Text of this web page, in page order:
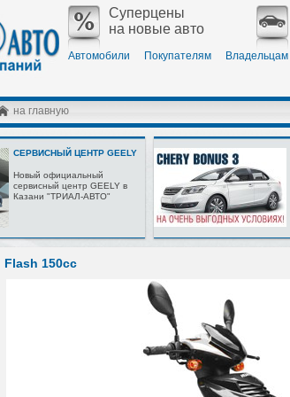
Суперцены
на новые авто
Автомобили Покупателям Владельцам
на главную
СЕРВИСНЫЙ ЦЕНТР GEELY
Новый официальный
сервисный центр GEELY в
Казани "ТРИАЛ-АВТО"
Flash 150cc